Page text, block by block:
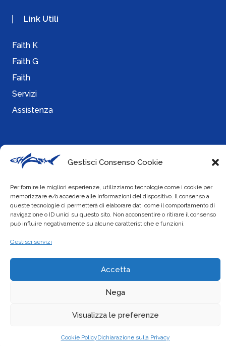
Gestisci Consenso Cookie
Per fornire le migliori esperienze, utilizziamo tecnologie come i cookie per
memorizzare e/o accedere alle informazioni del dispositivo. Il consenso a
queste tecnologie ci permetterà di elaborare dati come il comportamento di
navigazione o ID unici su questo sito. Non acconsentire o ritirare il consenso
può influire negativamente su alcune caratteristiche e funzioni.
Gestisci servizi
Accetta
Nega
Visualizza le preferenze
Cookie PolicyDichiarazione sulla Privacy
Link Utili
Faith K
Faith G
Faith
Servizi
Assistenza
Info
Privacy Policy